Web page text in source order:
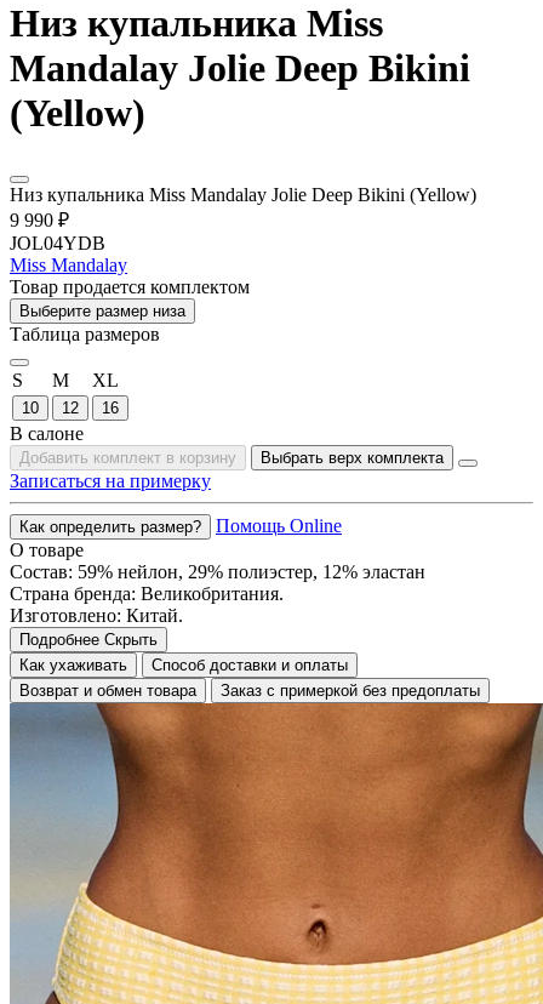
Низ купальника Miss
Mandalay Jolie Deep Bikini
(Yellow)
Низ купальника Miss Mandalay Jolie Deep Bikini (Yellow)
9 990 ₽
JOL04YDB
Miss Mandalay
Товар продается комплектом
Выберите размер низа
Таблица размеров
S M XL
10 12 16
В салоне
Добавить комплект в корзину Выбрать верх комплекта
Записаться на примерку
Как определить размер?
Помощь Online
О товаре
Состав: 59% нейлон, 29% полиэстер, 12% эластан
Страна бренда: Великобритания.
Изготовлено: Китай.
Подробнее Скрыть
Как ухаживать
Способ доставки и оплаты
Возврат и обмен товара
Заказ с примеркой без предоплаты